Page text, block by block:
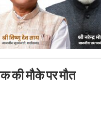
की मौके पर मौत